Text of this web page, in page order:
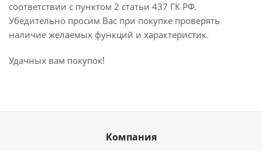
соответствии с пунктом 2 статьи 437 ГК РФ.
Убедительно просим Вас при покупке проверять
наличие желаемых функций и характеристик.
Удачных вам покупок!
Компания